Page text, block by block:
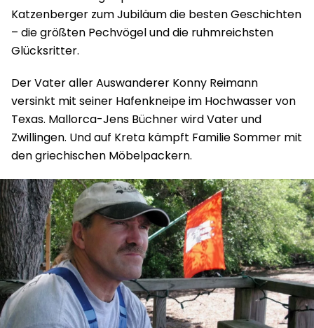
Katzenberger zum Jubiläum die besten Geschichten
– die größten Pechvögel und die ruhmreichsten
Glücksritter.
Der Vater aller Auswanderer Konny Reimann
versinkt mit seiner Hafenkneipe im Hochwasser von
Texas. Mallorca-Jens Büchner wird Vater und
Zwillingen. Und auf Kreta kämpft Familie Sommer mit
den griechischen Möbelpackern.